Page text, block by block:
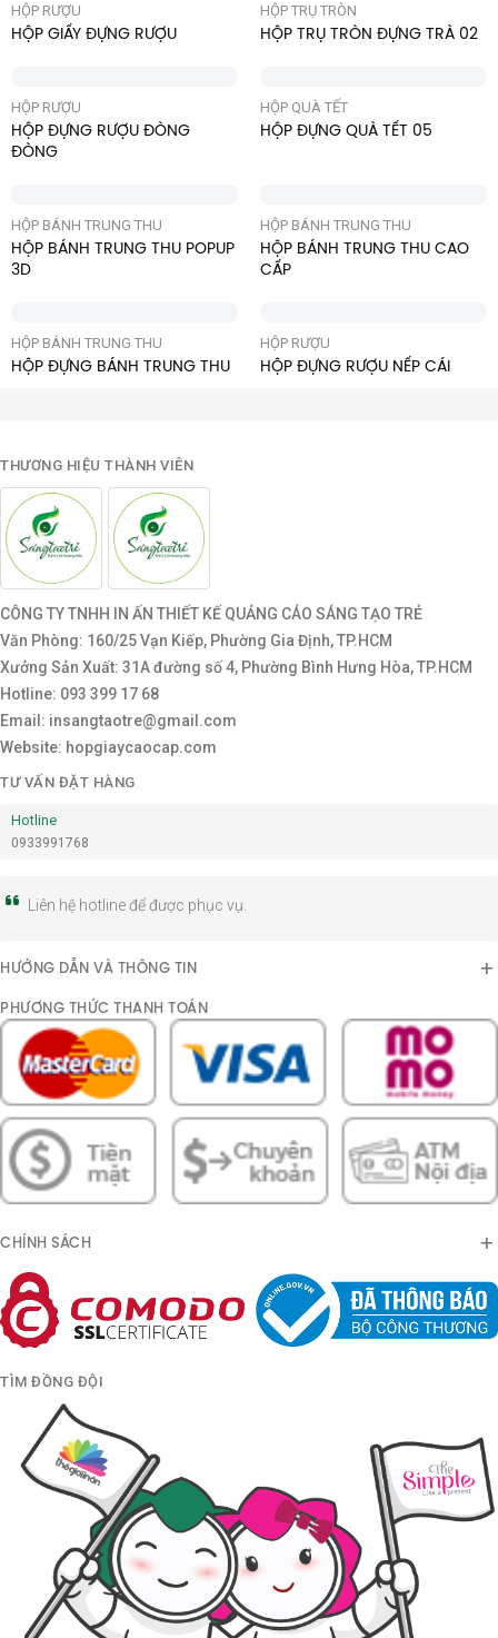
HỘP RƯỢU
HỘP GIẤY ĐỰNG RƯỢU
HỘP TRỤ TRÒN
HỘP TRỤ TRÒN ĐỰNG TRÀ 02
HỘP RƯỢU
HỘP ĐỰNG RƯỢU ĐÒNG
ĐÒNG
HỘP QUÀ TẾT
HỘP ĐỰNG QUÀ TẾT 05
HỘP BÁNH TRUNG THU
HỘP BÁNH TRUNG THU POPUP
3D
HỘP BÁNH TRUNG THU
HỘP BÁNH TRUNG THU CAO
CẤP
HỘP BÁNH TRUNG THU
HỘP ĐỰNG BÁNH TRUNG THU
HỘP RƯỢU
HỘP ĐỰNG RƯỢU NẾP CÁI
THƯƠNG HIỆU THÀNH VIÊN
CÔNG TY TNHH IN ẤN THIẾT KẾ QUẢNG CÁO SÁNG TẠO TRẺ
Văn Phòng: 160/25 Vạn Kiếp, Phường Gia Định, TP.HCM
Xưởng Sản Xuất: 31A đường số 4, Phường Bình Hưng Hòa, TP.HCM
Hotline: 093 399 17 68
Email: insangtaotre@gmail.com
Website: hopgiaycaocap.com
TƯ VẤN ĐẶT HÀNG
0933991768
Hotline
Liên hệ hotline để được phục vụ.
HƯỚNG DẪN VÀ THÔNG TIN
PHƯƠNG THỨC THANH TOÁN
CHÍNH SÁCH
TÌM ĐỒNG ĐỘI